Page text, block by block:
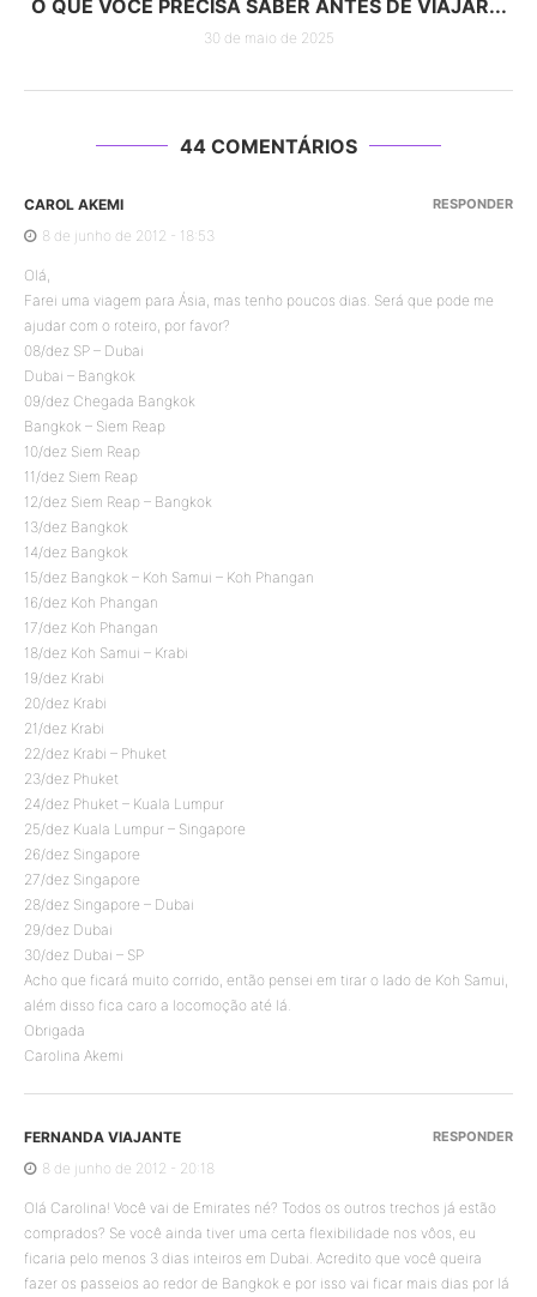
O QUE VOCÊ PRECISA SABER ANTES DE VIAJAR...
30 de maio de 2025
44 COMENTÁRIOS
CAROL AKEMI
8 de junho de 2012 - 18:53
Olá,
Farei uma viagem para Ásia, mas tenho poucos dias. Será que pode me
ajudar com o roteiro, por favor?
08/dez SP – Dubai
Dubai – Bangkok
09/dez Chegada Bangkok
Bangkok – Siem Reap
10/dez Siem Reap
11/dez Siem Reap
12/dez Siem Reap – Bangkok
13/dez Bangkok
14/dez Bangkok
15/dez Bangkok – Koh Samui – Koh Phangan
16/dez Koh Phangan
17/dez Koh Phangan
18/dez Koh Samui – Krabi
19/dez Krabi
20/dez Krabi
21/dez Krabi
22/dez Krabi – Phuket
23/dez Phuket
24/dez Phuket – Kuala Lumpur
25/dez Kuala Lumpur – Singapore
26/dez Singapore
27/dez Singapore
28/dez Singapore – Dubai
29/dez Dubai
30/dez Dubai – SP
Acho que ficará muito corrido, então pensei em tirar o lado de Koh Samui,
além disso fica caro a locomoção até lá.
Obrigada
Carolina Akemi
RESPONDER
FERNANDA VIAJANTE
8 de junho de 2012 - 20:18
Olá Carolina! Você vai de Emirates né? Todos os outros trechos já estão
comprados? Se você ainda tiver uma certa flexibilidade nos vôos, eu
ficaria pelo menos 3 dias inteiros em Dubai. Acredito que você queira
fazer os passeios ao redor de Bangkok e por isso vai ficar mais dias por lá
RESPONDER